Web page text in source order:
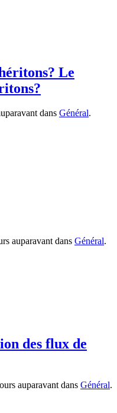
Le
dans Général.
auparavant dans Général.
des flux de
auparavant dans Général.